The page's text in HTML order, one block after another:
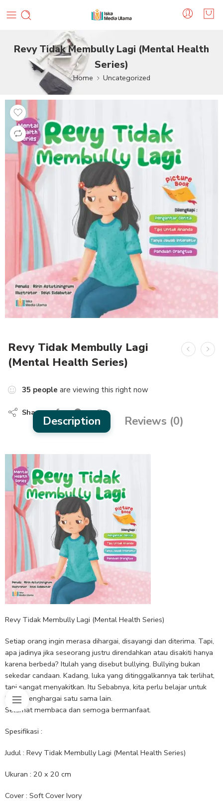
Revy Tidak Membully Lagi (Mental Health
Series)
Home Uncategorized
Revy Tidak Membully Lagi
(Mental Health Series)
35 people are viewing this right now
Share
Description Reviews (0)
Revy Tidak Membully Lagi (Mental Health Series)
Setiap orang ingin merasa dihargai, disayangi dan diterima. Tapi,
apa jadinya jika seseorang justru direndahkan atau disakiti hanya
karena berbeda? Itulah yang disebut bullying. Bullying bukan
sekedar candaan. Kadang, luka yang ditinggalkannya tak terlihat,
tapi sangat menyakitkan. Itu Sebabnya, kita perlu belajar untuk
lebih menghargai satu sama lain.
Selamat membaca dan semoga bermanfaat.
Spesifikasi :
Judul : Revy Tidak Membully Lagi (Mental Health Series)
Ukuran : 20 x 20 cm
Cover : Soft Cover Ivory